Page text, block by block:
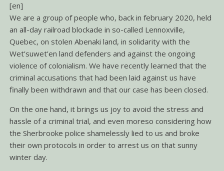
[en]
We are a group of people who, back in february 2020, held
an all-day railroad blockade in so-called Lennoxville,
Quebec, on stolen Abenaki land, in solidarity with the
Wet’suwet’en land defenders and against the ongoing
violence of colonialism. We have recently learned that the
criminal accusations that had been laid against us have
finally been withdrawn and that our case has been closed.
On the one hand, it brings us joy to avoid the stress and
hassle of a criminal trial, and even moreso considering how
the Sherbrooke police shamelessly lied to us and broke
their own protocols in order to arrest us on that sunny
winter day.